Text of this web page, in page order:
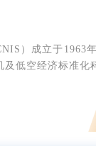
）成立于1963
及低空经济标准化